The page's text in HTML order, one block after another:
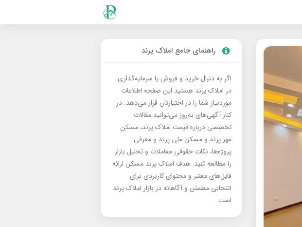
راهنمای جامع املاک پرند
اگر به دنبال خرید و فروش یا سرمایه‌گذاری
در املاک پرند هستید این صفحه اطلاعات
موردنیاز شما را در اختیارتان قرار می‌دهد. در
کنار آگهی‌های به‌روز می‌توانید مقالات
تخصصی درباره قیمت املاک پرند، مسکن
مهر پرند و مسکن ملی پرند و معرفی
پروژه‌ها، نکات حقوقی معاملات و تحلیل بازار
را مطالعه کنید. هدف املاک پرند مسکن ارائه
فایل‌های معتبر و محتوای کاربردی برای
انتخابی مطمئن و آگاهانه در بازار املاک پرند
است.